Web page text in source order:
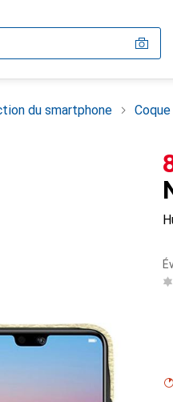
du smartphone